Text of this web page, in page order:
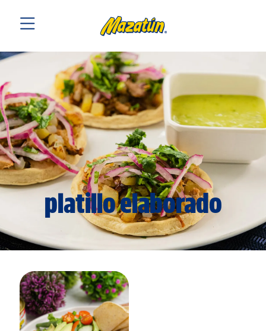
platillo elaborado